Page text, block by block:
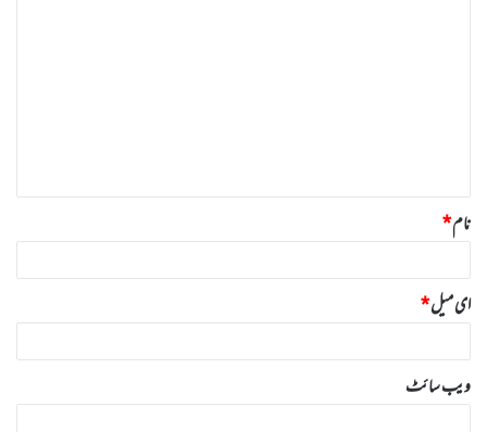
نام*
ای میل*
ویب‌ سائٹ